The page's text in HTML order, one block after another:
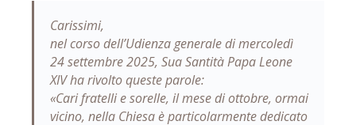
Carissimi,
nel corso dell’Udienza generale di mercoledì
24 settembre 2025, Sua Santità Papa Leone
XIV ha rivolto queste parole:
«Cari fratelli e sorelle, il mese di ottobre, ormai
vicino, nella Chiesa è particolarmente dedicato